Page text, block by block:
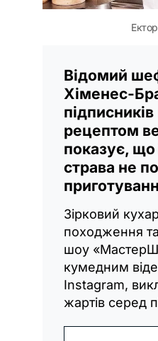
Відомий
Хіменес-
рецептом
показує, що
страва не
Зірковий
походження
шоу
кумедним
Instagram,
жартів серед